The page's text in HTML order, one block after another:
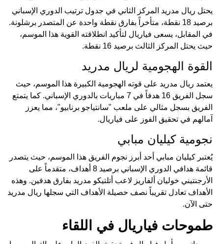
يحتل ريال مدريد المركز الثاني في جدول ترتيب الدوري الإسباني
برصيد 18 نقطة، متأخراً بفارق نقطة واحدة عن المتصدر برشلونة.
في المقابل، يسعى فياريال لتأكيد انطلاقته القوية هذا الموسم،
حيث يحتل المركز الثالث برصيد 16 نقطة.
القوة الهجومية لريال مدريد
يعتمد ريال مدريد على قوته الهجومية الكبيرة هذا الموسم، حيث
سجل الفريق 16 هدفاً في 7 مباريات بالدوري الإسباني. كما يتمتع
الفريق بسجل مثالي على ملعب "سانتياجو برنابيو"، مما يعزز
آمالهم في تحقيق الفوز على فياريال.
نجومية كيليان مبابي
يُعتبر كيليان مبابي أحد أبرز نجوم الفريق هذا الموسم، حيث يتصدر
قائمة هدافي الدوري الإسباني برصيد 8 أهداف، متقدماً على
الأرجنتيني خوليان ألفاريز لاعب أتلتيكو مدريد بفارق هدفين. وهذه
الأهداف تعادل تقريباً نصف حصيلة الأهداف التي سجلها ريال مدريد
حتى الآن.
طموحات فياريال في اللقاء